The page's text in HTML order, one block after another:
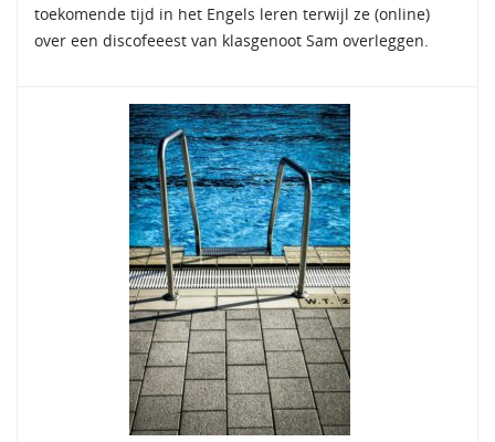
toekomende tijd in het Engels leren terwijl ze (online)
over een discofeeest van klasgenoot Sam overleggen.